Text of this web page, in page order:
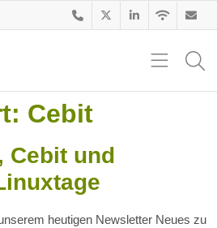
Cebit
Cebit und
heutigen Newsletter Neues zu